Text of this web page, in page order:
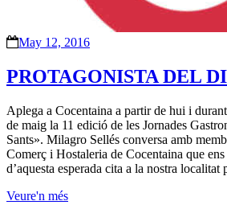
May 12, 2016
PROTAGONISTA DEL
Aplega a Cocentaina a partir de hui i
de maig la 11 edició de les Jornades
Sants». Milagro Sellés conversa amb
Comerç i Hostaleria de Cocentaina que
d’aquesta esperada cita a la nostra
Veure'n més